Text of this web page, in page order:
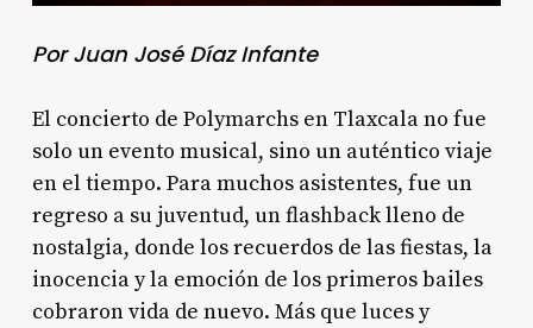
Por Juan José Díaz Infante
El concierto de Polymarchs en Tlaxcala no fue
solo un evento musical, sino un auténtico viaje
en el tiempo. Para muchos asistentes, fue un
regreso a su juventud, un flashback lleno de
nostalgia, donde los recuerdos de las fiestas, la
inocencia y la emoción de los primeros bailes
cobraron vida de nuevo. Más que luces y